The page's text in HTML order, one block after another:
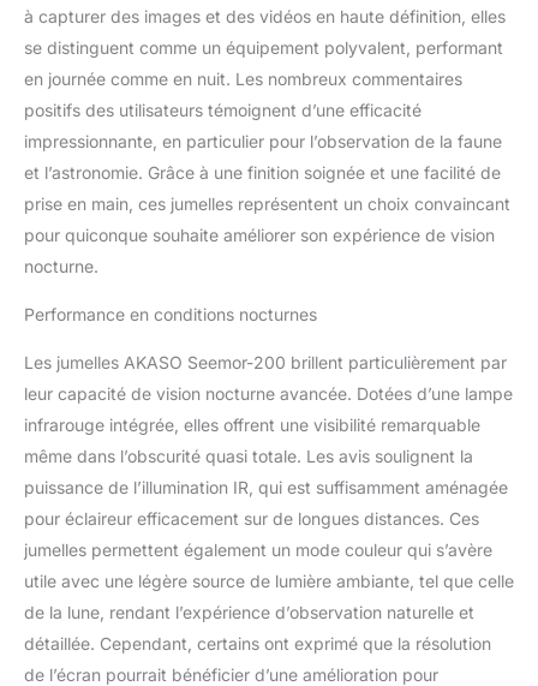
reproduit les couleurs
avec une précision de 99
%, ce qui en fait un outil
révolutionnaire dans des
conditions de faible
luminosité. 【Vision
Claire de 3280 Pieds et
Zoom Numérique 16X】-
Un superbe objectif
zoom qui atteint l'objectif
capturer des images
avec un zoom
numérique 16x, de
quelques centimètres à
soyez en camping ou
que vous observiez la
faune, vous verrez tous
les détails, même dans
les conditions les plus
sombres. 【Qualité
d'Image 4K Ultra HD】-
Redéfinissez la clarté
avec le NVG AKASO
à capturer des images et des vidéos en haute définition, elles
se distinguent comme un équipement polyvalent, performant
en journée comme en nuit. Les nombreux commentaires
positifs des utilisateurs témoignent d’une efficacité
impressionnante, en particulier pour l’observation de la faune
et l’astronomie. Grâce à une finition soignée et une facilité de
prise en main, ces jumelles représentent un choix convaincant
pour quiconque souhaite améliorer son expérience de vision
nocturne.
Performance en conditions nocturnes
Les jumelles AKASO Seemor-200 brillent particulièrement par
leur capacité de vision nocturne avancée. Dotées d’une lampe
infrarouge intégrée, elles offrent une visibilité remarquable
même dans l’obscurité quasi totale. Les avis soulignent la
puissance de l’illumination IR, qui est suffisamment aménagée
pour éclaireur efficacement sur de longues distances. Ces
jumelles permettent également un mode couleur qui s’avère
utile avec une légère source de lumière ambiante, tel que celle
de la lune, rendant l’expérience d’observation naturelle et
détaillée. Cependant, certains ont exprimé que la résolution
de l’écran pourrait bénéficier d’une amélioration pour